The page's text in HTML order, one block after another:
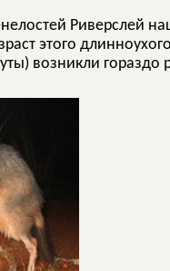
Риверслей
этого
возникли гораздо